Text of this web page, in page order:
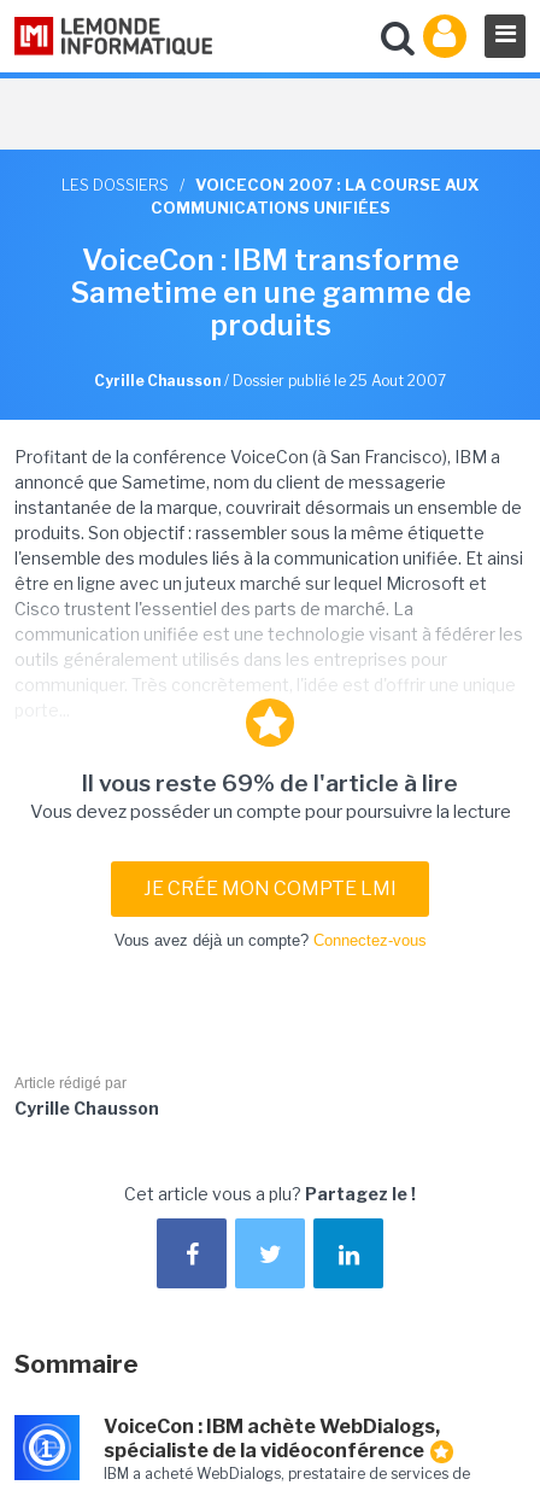
LES DOSSIERS / VOICECON 2007 : LA COURSE AUX
COMMUNICATIONS UNIFIÉES
VoiceCon : IBM transforme
Sametime en une gamme de
produits
Cyrille Chausson / Dossier publié le 25 Aout 2007
Profitant de la conférence VoiceCon (à San Francisco), IBM a
annoncé que Sametime, nom du client de messagerie
instantanée de la marque, couvrirait désormais un ensemble de
produits. Son objectif : rassembler sous la même étiquette
l'ensemble des modules liés à la communication unifiée. Et ainsi
être en ligne avec un juteux marché sur lequel Microsoft et
Cisco trustent l'essentiel des parts de marché. La
communication unifiée est une technologie visant à fédérer les
outils généralement utilisés dans les entreprises pour
communiquer. Très concrètement, l'idée est d'offrir une unique
Il vous reste 69% de l'article à lire
Vous devez posséder un compte pour poursuivre la lecture
JE CRÉE MON COMPTE LMI
Vous avez déjà un compte? Connectez-vous
Article rédigé par
Cyrille Chausson
Cet article vous a plu? Partagez le !
Sommaire
1
VoiceCon : IBM achète WebDialogs,
spécialiste de la vidéoconférence
IBM a acheté WebDialogs, prestataire de services de